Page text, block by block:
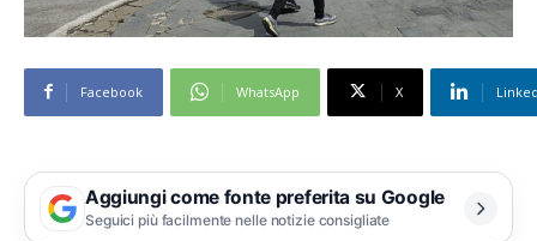
Facebook WhatsApp X
Aggiungi come fonte preferita su Google
Seguici più facilmente nelle notizie consigliate